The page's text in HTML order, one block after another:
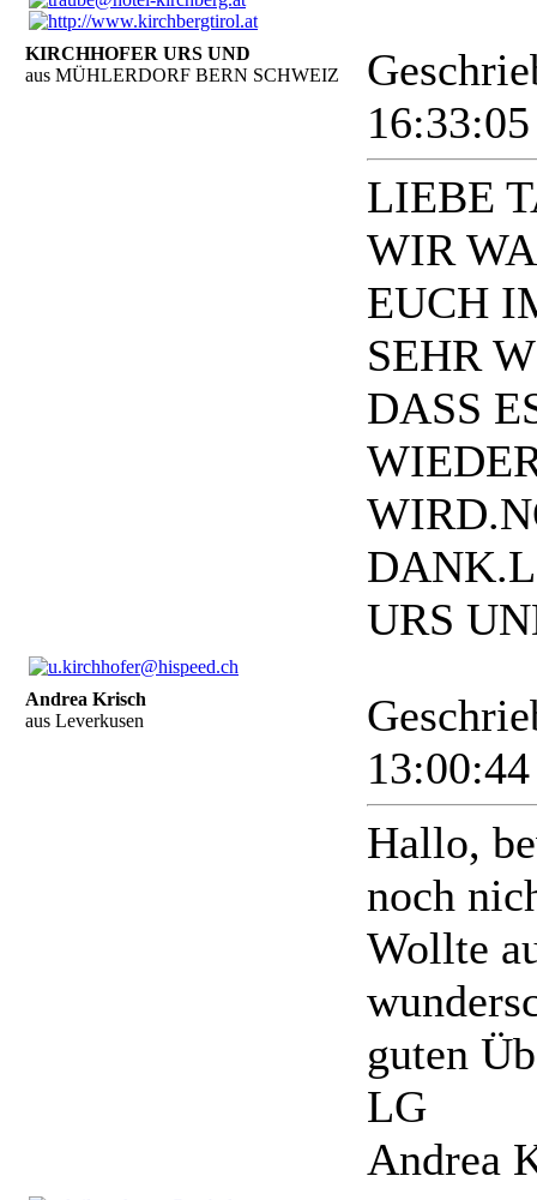
KIRCHHOFER URS UND
aus MÜHLERDORF BERN SCHWEIZ
LIEBE
WIR
EUCH
SEHR
DASS
URS
Andrea Krisch
aus Leverkusen
Hallo,
noch
Wollte
guten
LG
Andrea